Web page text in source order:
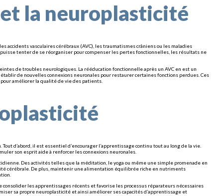
la neuroplasticité
vasculaires cérébraux (AVC), les traumatismes crâniens ou les maladies
tenter de se réorganiser pour compenser les pertes fonctionnelles, les résultats ne
de troubles neurologiques. La rééducation fonctionnelle après un AVC en est un
de nouvelles connexions neuronales pour restaurer certaines fonctions perdues. Ces
améliorer la qualité de vie des patients.
d’abord, il est essentiel d’encourager l’apprentissage continu tout au long de la vie.
son esprit aide à renforcer les connexions neuronales.
Des activités telles que la méditation, le yoga ou même une simple promenade en
cérébrale. De plus, maintenir une alimentation équilibrée riche en nutriments
les apprentissages récents et favorise les processus réparateurs nécessaires
sa propre neuroplasticité et ainsi améliorer ses capacités d’apprentissage et